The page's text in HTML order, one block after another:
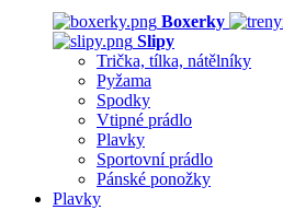
Boxerky
Slipy
Trička, tílka, nátělníky
Pyžama
Spodky
Vtipné prádlo
Plavky
Sportovní prádlo
Pánské ponožky
Plavky